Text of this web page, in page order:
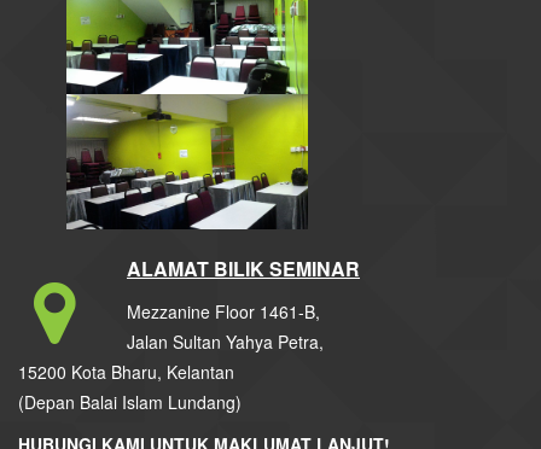
ALAMAT BILIK SEMINAR
Mezzanine Floor 1461-B,
Jalan Sultan Yahya Petra,
15200 Kota Bharu, Kelantan
(Depan Balai Islam Lundang)